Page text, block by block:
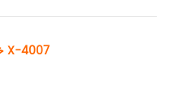
خطأ بصري محدد X-4007